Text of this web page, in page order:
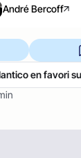
André Bercoff
en favori